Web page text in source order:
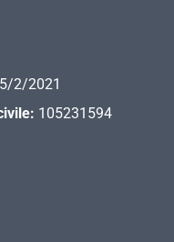
2/2021
105231594